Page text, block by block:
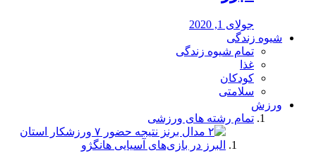
جولای 1, 2020
شیوه زندگی
تمام شیوه زندگی
غذا
کودکان
سلامتی
ورزش
تمام رشته های ورزشی